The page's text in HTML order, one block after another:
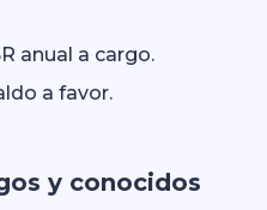
anual a cargo.
a favor.
y conocidos